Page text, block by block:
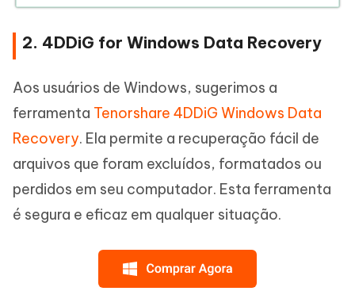
2. 4DDiG for Windows Data Recovery
Aos usuários de Windows, sugerimos a
ferramenta Tenorshare 4DDiG Windows Data
Recovery. Ela permite a recuperação fácil de
arquivos que foram excluídos, formatados ou
perdidos em seu computador. Esta ferramenta
é segura e eficaz em qualquer situação.